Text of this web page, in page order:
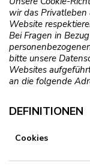
wir das Privatleben
Website
Bei Fragen in
bitte unsere
Websites
an die folgende
DEFINITIONEN
Cookies